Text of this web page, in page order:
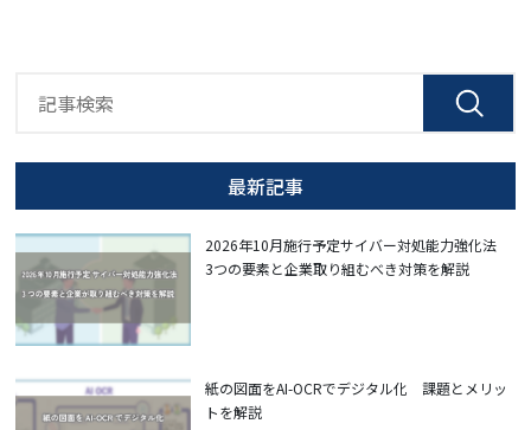
最新記事
2026年10月施行予定サイバー対処能力強化法
3つの要素と企業取り組むべき対策を解説
紙の図面をAI-OCRでデジタル化 課題とメリッ
トを解説